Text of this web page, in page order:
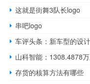
这就是街舞3队长logo
串吧logo
车评头条：新车型的设
山科智能：1308.4878
存货的核算方法有哪些